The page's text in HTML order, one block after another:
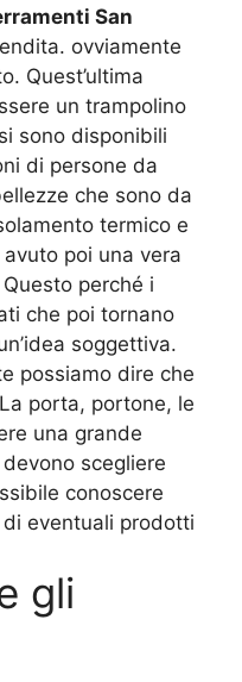
San
ovviamente
Quest’ultima
un trampolino
sono disponibili
di persone da
che sono da
termico e
poi una vera
perché i
che poi tornano
soggettiva.
possiamo dire che
porta, portone, le
una grande
scegliere
conoscere
eventuali prodotti
gli